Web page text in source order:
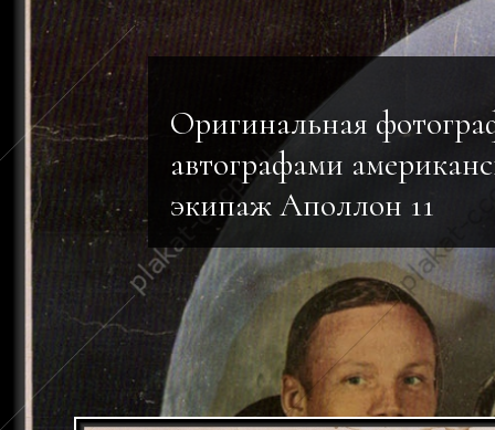
Оригинальная
автографами
экипаж Аполлон 11